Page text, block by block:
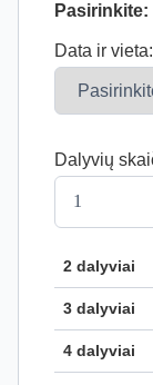
Pasirinkite:
Data ir vieta:
Dalyvių
2 dalyviai
3 dalyviai
4 dalyviai